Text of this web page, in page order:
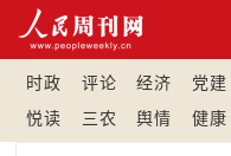
时政 评论 经济 党建
悦读
三农 舆情 健康